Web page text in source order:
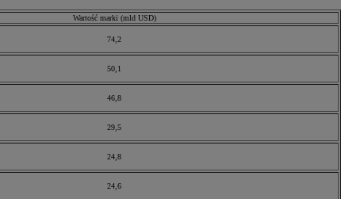
Wartość marki (mld USD)
74,2
50,1
46,8
29,5
24,8
24,6